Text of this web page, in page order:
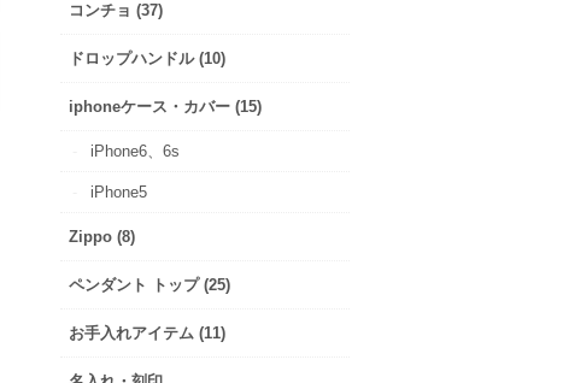
コンチョ (37)
ドロップハンドル (10)
iphoneケース・カバー (15)
iPhone6、6s
iPhone5
Zippo (8)
ペンダント トップ (25)
お手入れアイテム (11)